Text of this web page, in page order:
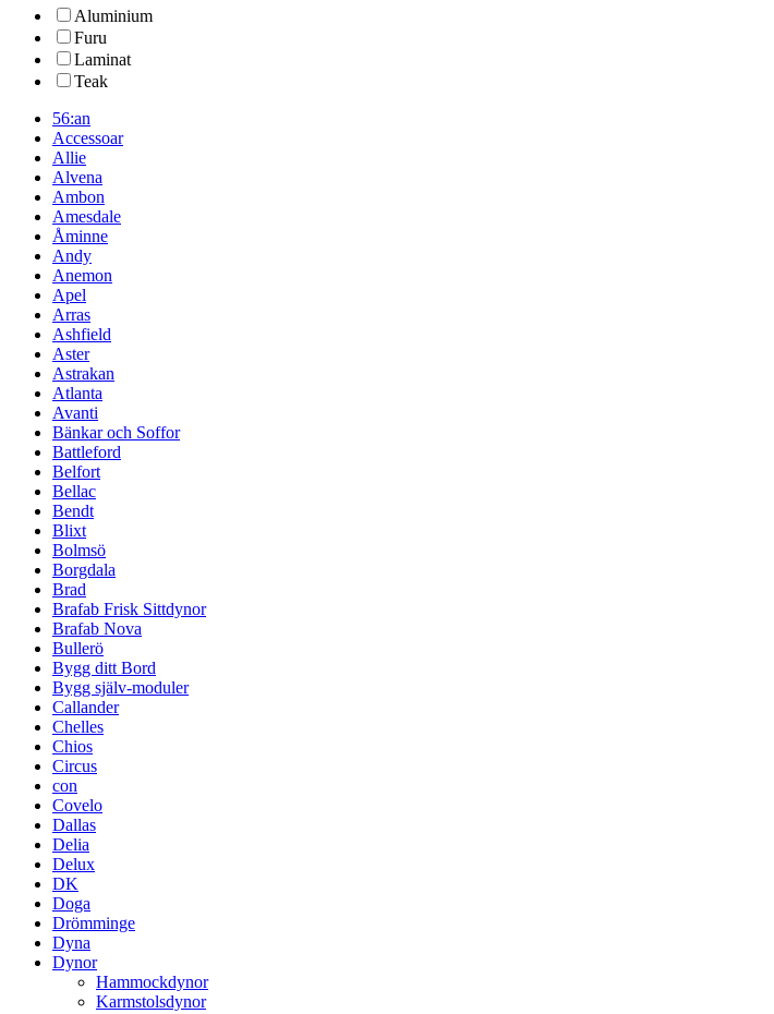
Aluminium
Furu
Laminat
Teak
56:an
Accessoar
Allie
Alvena
Ambon
Amesdale
Åminne
Andy
Anemon
Apel
Arras
Ashfield
Aster
Astrakan
Atlanta
Avanti
Bänkar och Soffor
Battleford
Belfort
Bellac
Bendt
Blixt
Bolmsö
Borgdala
Brad
Brafab Frisk Sittdynor
Brafab Nova
Bullerö
Bygg ditt Bord
Bygg själv-moduler
Callander
Chelles
Chios
Circus
con
Covelo
Dallas
Delia
Delux
DK
Doga
Drömminge
Dyna
Dynor
Hammockdynor
Karmstolsdynor